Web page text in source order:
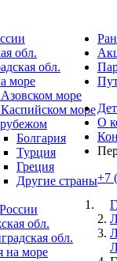
обл.
обл.
море
море
море
Болгария
Турция
Греция
Другие страны
обл.
обл.
на море
О
+7